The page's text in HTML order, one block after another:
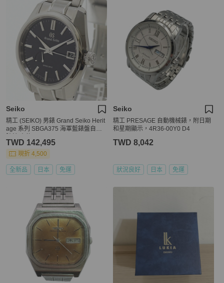
Seiko
精工 (SEIKO) 男錶 Grand Seiko Herit
age 系列 SBGA375 海軍藍錶盤自動
TWD 142,495
現折 4,500
全新品 日本 免運
Seiko
精工 PRESAGE 自動機械錶，附日期
和星期顯示，4R36-00Y0 D4
TWD 8,042
狀況良好 日本 免運